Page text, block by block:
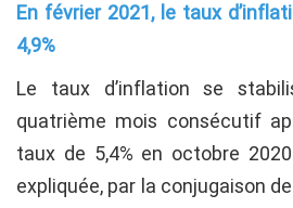
En février 2021, le taux
4,9%
Le taux d’inflation se
quatrième mois consécutif
taux de 5,4% en octobre
expliquée, par la conjugaison